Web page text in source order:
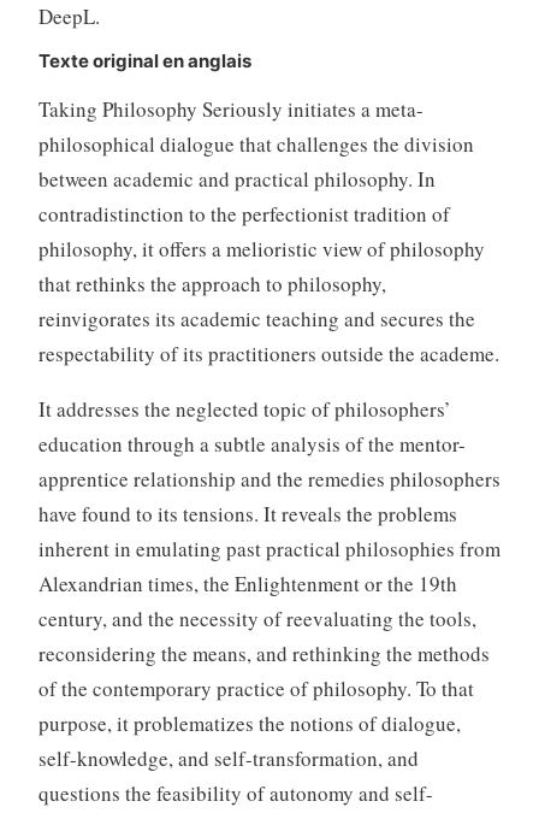
DeepL.
Texte original en anglais
Taking Philosophy Seriously initiates a meta-
philosophical dialogue that challenges the division
between academic and practical philosophy. In
contradistinction to the perfectionist tradition of
philosophy, it offers a melioristic view of philosophy
that rethinks the approach to philosophy,
reinvigorates its academic teaching and secures the
respectability of its practitioners outside the academe.
It addresses the neglected topic of philosophers’
education through a subtle analysis of the mentor-
apprentice relationship and the remedies philosophers
have found to its tensions. It reveals the problems
inherent in emulating past practical philosophies from
Alexandrian times, the Enlightenment or the 19th
century, and the necessity of reevaluating the tools,
reconsidering the means, and rethinking the methods
of the contemporary practice of philosophy. To that
purpose, it problematizes the notions of dialogue,
self-knowledge, and self-transformation, and
questions the feasibility of autonomy and self-